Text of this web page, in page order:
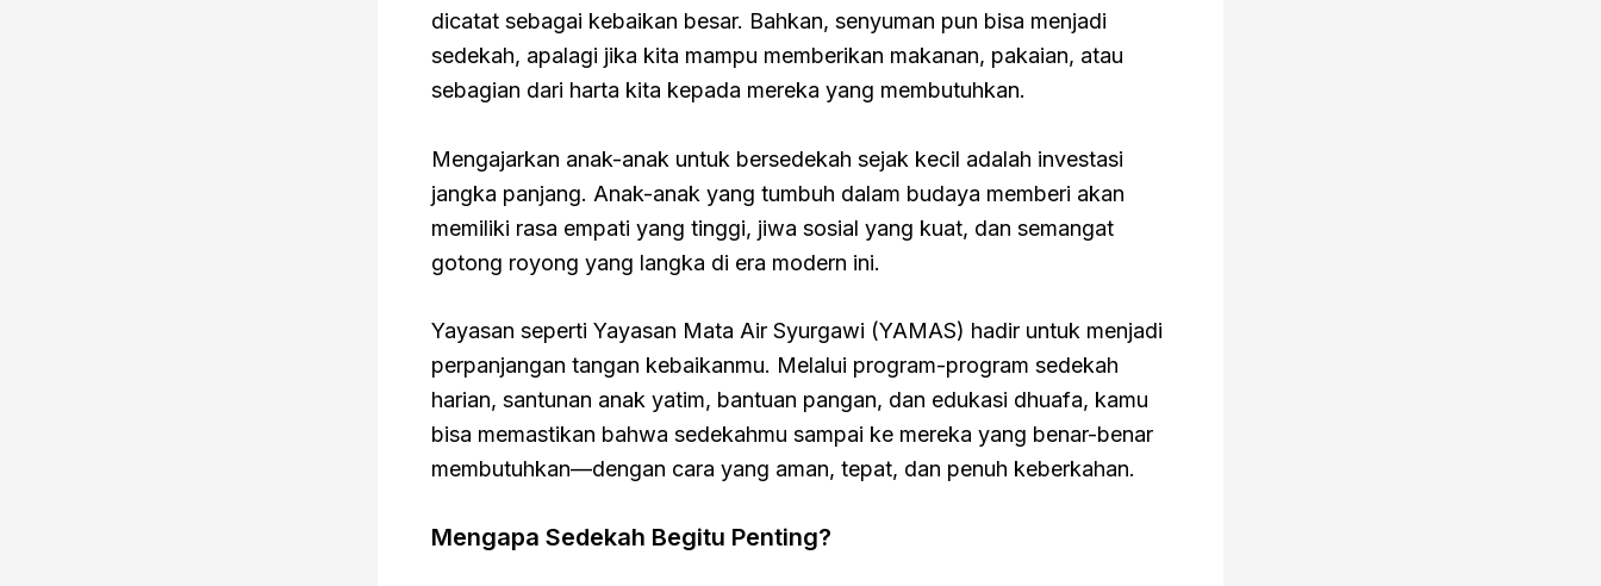
dicatat sebagai kebaikan besar. Bahkan, senyuman pun bisa menjadi
sedekah, apalagi jika kita mampu memberikan makanan, pakaian, atau
sebagian dari harta kita kepada mereka yang membutuhkan.
Mengajarkan anak-anak untuk bersedekah sejak kecil adalah investasi
jangka panjang. Anak-anak yang tumbuh dalam budaya memberi akan
memiliki rasa empati yang tinggi, jiwa sosial yang kuat, dan semangat
gotong royong yang langka di era modern ini.
Yayasan seperti Yayasan Mata Air Syurgawi (YAMAS) hadir untuk menjadi
perpanjangan tangan kebaikanmu. Melalui program-program sedekah
harian, santunan anak yatim, bantuan pangan, dan edukasi dhuafa, kamu
bisa memastikan bahwa sedekahmu sampai ke mereka yang benar-benar
membutuhkan—dengan cara yang aman, tepat, dan penuh keberkahan.
Mengapa Sedekah Begitu Penting?